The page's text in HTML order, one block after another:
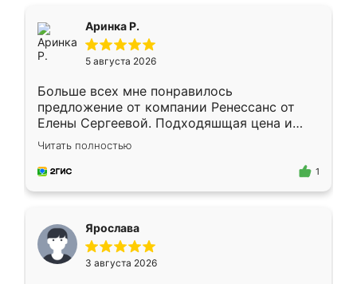
Аринка Р.
5 августа 2026
Больше всех мне понравилось
предложение от компании Ренессанс от
Елены Сергеевой. Подходяшщая цена и
короткие сроки изготовления. Приехавший
для замера сотрудник Владислав
предложил по моему эскизу самый
Читать полностью
1
Ярослава
3 августа 2026